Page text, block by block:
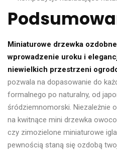
Miniaturowe drzewka
wprowadzenie uroku i
niewielkich przestrzeni
pozwala na dopasowanie do
formalnego po naturalny, od
śródziemnomorski. Niezależnie
na kwitnące mini drzewka
czy zimozielone miniaturowe
pewnością staną się ozdobą